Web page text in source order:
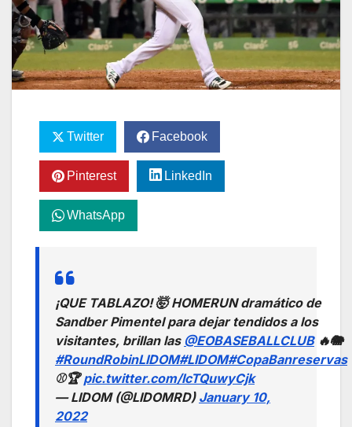
Twitter Facebook
Pinterest LinkedIn
WhatsApp
¡QUE TABLAZO! 🤯 HOMERUN dramático de
Sandber Pimentel para dejar tendidos a los
visitantes, brillan las @EOBASEBALLCLUB🔥🐘
#RoundRobinLIDOM#LIDOM#CopaBanreservas
⚾️🏆pic.twitter.com/IcTQuwyCjk
— LIDOM (@LIDOMRD) January 10,
2022